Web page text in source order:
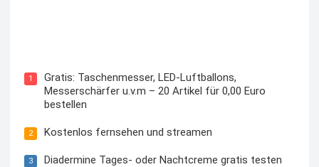
1
Gratis: Taschenmesser, LED-Luftballons,
Messerschärfer u.v.m – 20 Artikel für 0,00 Euro
bestellen
2 Kostenlos fernsehen und streamen
3 Diadermine Tages- oder Nachtcreme gratis testen